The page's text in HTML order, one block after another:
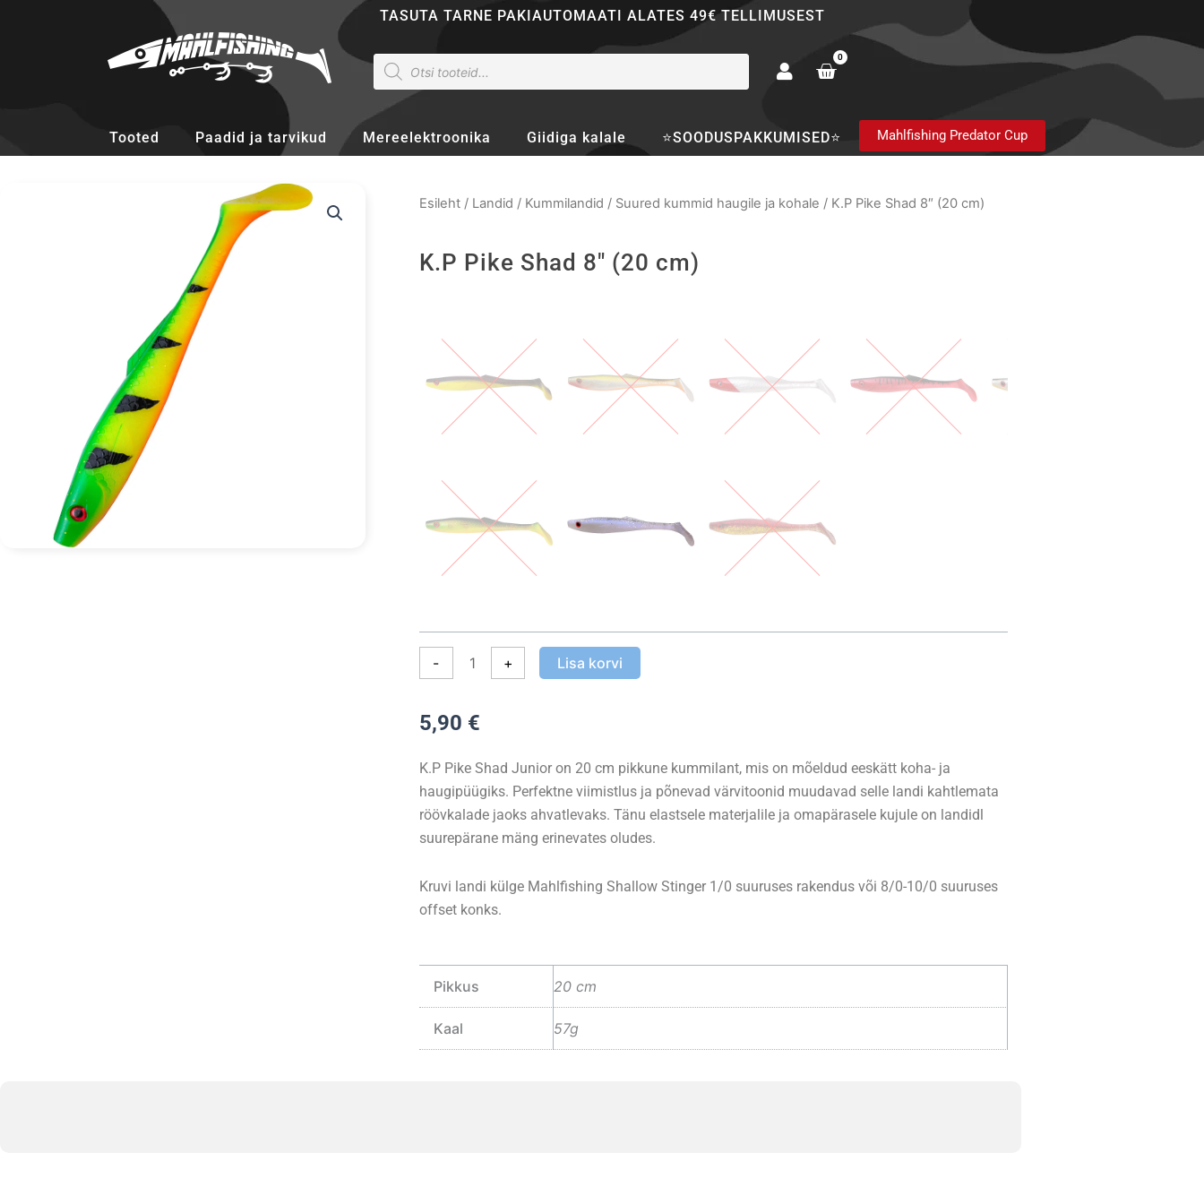
TASUTA TARNE PAKIAUTOMAATI ALATES 49€ TELLIMUSEST
Products
search
0
Cart
Tooted Paadid ja tarvikud Mereelektroonika Giidiga kalale ⭐SOODUSPAKKUMISED⭐ Mahlfishing Predator Cup
Esileht/ Landid / Kummilandid / Suured kummid haugile ja kohale / K.P Pike Shad 8″ (20 cm)
K.P Pike Shad 8" (20 cm)
-
Pike
8"
cm)
+ Lisa korvi
5,90 €
K.P Pike Shad Junior on 20 cm pikkune kummilant, mis on mõeldud eeskätt koha- ja
haugipüügiks. Perfektne viimistlus ja põnevad värvitoonid muudavad selle landi kahtlemata
röövkalade jaoks ahvatlevaks. Tänu elastsele materjalile ja omapärasele kujule on landidl
suurepärane mäng erinevates oludes.
Kruvi landi külge Mahlfishing Shallow Stinger 1/0 suuruses rakendus või 8/0-10/0 suuruses
offset konks.
Pikkus 20 cm
Kaal 57g